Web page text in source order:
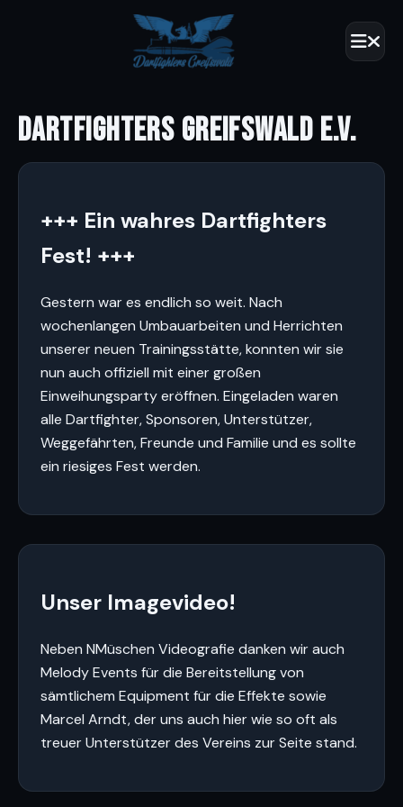
DARTFIGHTERS GREIFSWALD E.V.
+++ Ein wahres Dartfighters
Fest! +++
Gestern war es endlich so weit. Nach
wochenlangen Umbauarbeiten und Herrichten
unserer neuen Trainingsstätte, konnten wir sie
nun auch offiziell mit einer großen
Einweihungsparty eröffnen. Eingeladen waren
alle Dartfighter, Sponsoren, Unterstützer,
Weggefährten, Freunde und Familie und es sollte
ein riesiges Fest werden.
Unser Imagevideo!
Neben NMüschen Videografie danken wir auch
Melody Events für die Bereitstellung von
sämtlichem Equipment für die Effekte sowie
Marcel Arndt, der uns auch hier wie so oft als
treuer Unterstützer des Vereins zur Seite stand.